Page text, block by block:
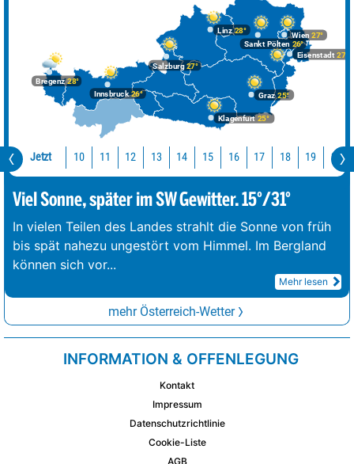
Bregenz28°
Graz25°
Innsbruck26°
Klagenfurt 25°
Linz28°
Salzburg27°
Wien 27°
Eisenstadt 27°
Sankt Pölten 26°
Jetzt 10 11 12 13 14 15 16 17 18 19 20
Viel Sonne, später im SW Gewitter. 15°/31°
In vielen Teilen des Landes strahlt die Sonne von früh
bis spät nahezu ungestört vom Himmel. Im Bergland
können sich vor...
Mehr lesen
mehr Österreich-Wetter
INFORMATION & OFFENLEGUNG
Kontakt
Impressum
Datenschutzrichtlinie
Cookie-Liste
AGB